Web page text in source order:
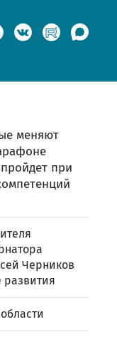
меняют
при
Черников